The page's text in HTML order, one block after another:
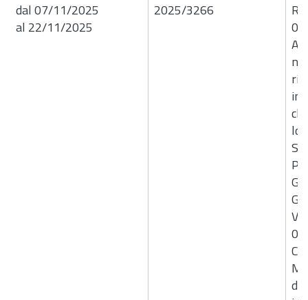
dal 07/11/2025
al 22/11/2025
2025/3266
di